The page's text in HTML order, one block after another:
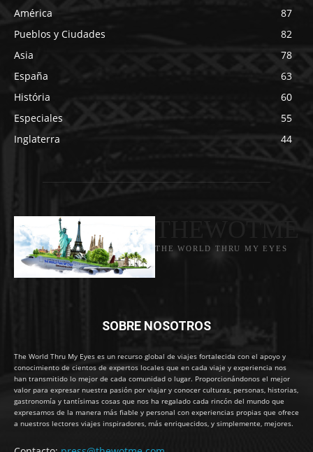
América
87
Pueblos y Ciudades
82
Asia
78
España
63
História
60
Especiales
55
Inglaterra
44
THE WORLD THRU MY EYES
SOBRE NOSOTROS
The World Thru My Eyes es un recurso global de viajes fortalecida con el apoyo y
conocimiento de cientos de expertos locales que en cada viaje y experiencia nos
han transmitido lo mejor de cada comunidad o lugar. Proporcionándonos el mejor
valor para expresar nuestra pasión por viajar y conocer culturas, personas, historias,
gastronomía y tantísimas cosas que nos ha regalado cada rincón del mundo que
expresamos de la manera más fiable y personal con experiencias propias que ofrece
a nuestros lectores viajes inspiradores, más enriquecidos, y simplemente, mejores.